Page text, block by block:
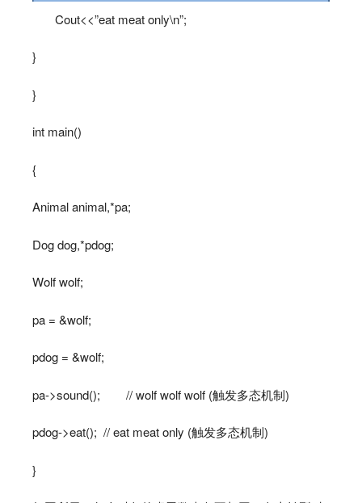
Cout<<”eat meat only\n”;
}
}
int main()
{
Animal animal,*pa;
Dog dog,*pdog;
Wolf wolf;
pa = &wolf;
pdog = &wolf;
pa->sound(); // wolf wolf wolf (触发多态机制)
pdog->eat(); // eat meat only (触发多态机制)
}